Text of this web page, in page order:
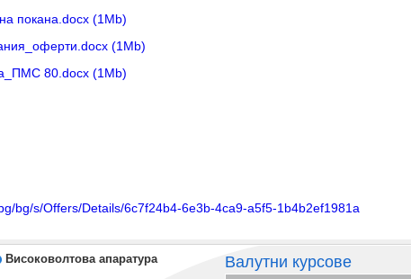
покана.docx (1Mb)
(1Mb)
80.docx (1Mb)
bg/s/Offers/Details/6c7f24b4-6e3b-4ca9-a5f5-1b4b2ef1981a
Високоволтова апаратура Валутни курсове